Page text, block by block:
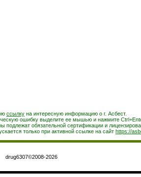
ссылку на интересную информацию о г. Асбест.
ошибку выделите ее мышью и нажмите
подлежат обязательной сертификации и
только при активной ссылке на сайт https://
drug6307©2008-2026